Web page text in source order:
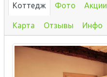
Коттедж Фото Акции
Карта Отзывы Инфо